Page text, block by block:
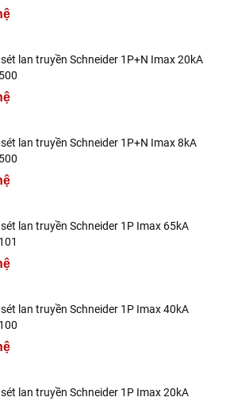
lan truyền Schneider 1P+N Imax 20kA
lan truyền Schneider 1P+N Imax 8kA
lan truyền Schneider 1P Imax 65kA
lan truyền Schneider 1P Imax 40kA
lan truyền Schneider 1P Imax 20kA